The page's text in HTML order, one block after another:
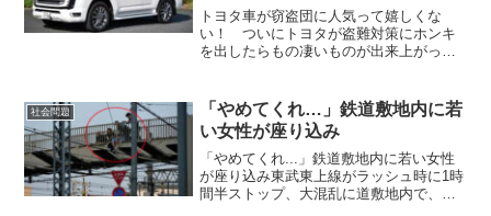
のが出来上がった
トヨタ車が窃盗団に人気って嬉しくな
い！ ついにトヨタが盗難対策にホンキ
を出したらもの凄いものが出来上がった
難件数は減少傾向にあるものの人気車種
を中心に不安は根強いクル...
社会問題
「やめてくれ…」鉄道敷地内に若
い女性が座り込み
「やめてくれ...」鉄道敷地内に若い女性
が座り込み東武東上線がラッシュ時に1時
間半ストップ、大混乱に道敷地内で、若